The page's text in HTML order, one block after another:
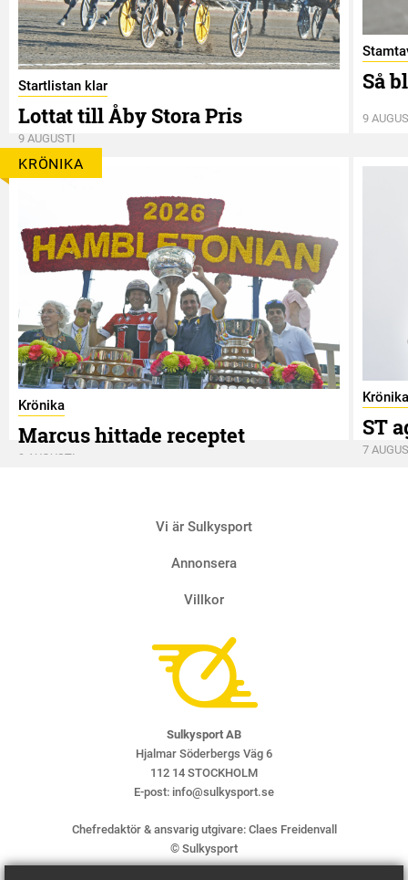
Startlistan klar
Lottat till Åby Stora Pris
9 AUGUSTI
Så
9
KRÖNIKA
Krönika
Marcus hittade receptet
9 AUGUSTI
Krönika
ST
7
Vi är Sulkysport
Annonsera
Villkor
Sulkysport AB
Hjalmar Söderbergs Väg 6
112 14 STOCKHOLM
E-post: info@sulkysport.se
Chefredaktör & ansvarig utgivare: Claes Freidenvall
© Sulkysport